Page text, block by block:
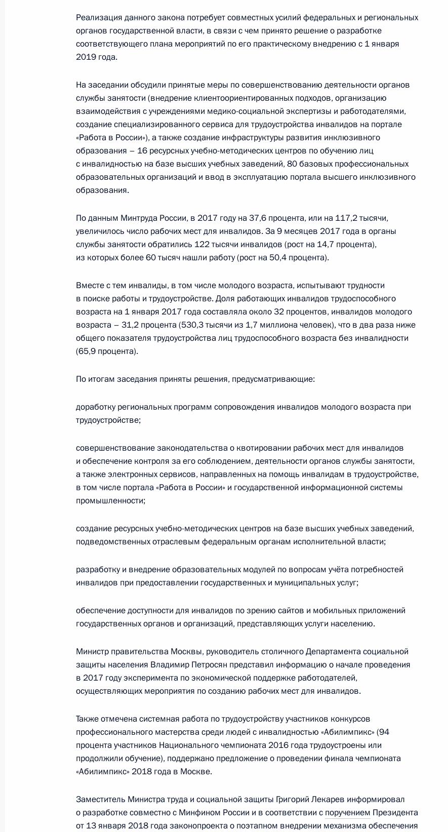
Совещание с членами Правительства
20 июня 2018 года, 16:00
Заседание Комиссии по делам инвалидов
Заседание президиума Совета по противодействию коррупции
27 октября 2017 года, 17:00
Совещание по развитию лёгкой промышленности
24 августа 2017 года, 14:10
Перечень поручений по итогам Прямой линии с Владимиром
Путиным
22 июня 2017 года, 16:00
науки
17 октября 2016 года, 18:40
Федерации»
19 августа 2016 года, 15:15
Встреча с военнослужащими Военно-Морского Флота
Президента
России
События
Структура
Видео и фото
Контакты
Поиск
ресурсы
Президента России
Президент России
Текущий ресурс
Конституция России
Обратиться к Президенту
Президент России —
гражданам школьного
сетевые ресурсы
Президента России
MAX
ВКонтакте
YouTube
техническая
информация
Об использовании
данных пользователей
Написать в редакцию
Реализация данного закона потребует совместных усилий федеральных и региональных
органов государственной власти, в связи с чем принято решение о разработке
соответствующего плана мероприятий по его практическому внедрению с 1 января
2019 года.
На заседании обсудили принятые меры по совершенствованию деятельности органов
службы занятости (внедрение клиентоориентированных подходов, организацию
взаимодействия с учреждениями медико-социальной экспертизы и работодателями,
создание специализированного сервиса для трудоустройства инвалидов на портале
«Работа в России»), а также создание инфраструктуры развития инклюзивного
образования – 16 ресурсных учебно-методических центров по обучению лиц
с инвалидностью на базе высших учебных заведений, 80 базовых профессиональных
образовательных организаций и ввод в эксплуатацию портала высшего инклюзивного
образования.
По данным Минтруда России, в 2017 году на 37,6 процента, или на 117,2 тысячи,
увеличилось число рабочих мест для инвалидов. За 9 месяцев 2017 года в органы
службы занятости обратились 122 тысячи инвалидов (рост на 14,7 процента),
из которых более 60 тысяч нашли работу (рост на 50,4 процента).
Вместе с тем инвалиды, в том числе молодого возраста, испытывают трудности
в поиске работы и трудоустройстве. Доля работающих инвалидов трудоспособного
возраста на 1 января 2017 года составляла около 32 процентов, инвалидов молодого
возраста – 31,2 процента (530,3 тысячи из 1,7 миллиона человек), что в два раза ниже
общего показателя трудоустройства лиц трудоспособного возраста без инвалидности
(65,9 процента).
По итогам заседания приняты решения, предусматривающие:
доработку региональных программ сопровождения инвалидов молодого возраста при
трудоустройстве;
совершенствование законодательства о квотировании рабочих мест для инвалидов
и обеспечение контроля за его соблюдением, деятельности органов службы занятости,
а также электронных сервисов, направленных на помощь инвалидам в трудоустройстве,
в том числе портала «Работа в России» и государственной информационной системы
промышленности;
создание ресурсных учебно-методических центров на базе высших учебных заведений,
подведомственных отраслевым федеральным органам исполнительной власти;
разработку и внедрение образовательных модулей по вопросам учёта потребностей
инвалидов при предоставлении государственных и муниципальных услуг;
обеспечение доступности для инвалидов по зрению сайтов и мобильных приложений
государственных органов и организаций, представляющих услуги населению.
Министр правительства Москвы, руководитель столичного Департамента социальной
защиты населения Владимир Петросян представил информацию о начале проведения
в 2017 году эксперимента по экономической поддержке работодателей,
осуществляющих мероприятия по созданию рабочих мест для инвалидов.
Также отмечена системная работа по трудоустройству участников конкурсов
профессионального мастерства среди людей с инвалидностью «Абилимпикс» (94
процента участников Национального чемпионата 2016 года трудоустроены или
продолжили обучение), поддержано предложение о проведении финала чемпионата
«Абилимпикс» 2018 года в Москве.
Заместитель Министра труда и социальной защиты Григорий Лекарев информировал
о разработке совместно с Минфином России и в соответствии с поручением Президента
от 13 января 2018 года законопроекта о поэтапном внедрении механизма обеспечения